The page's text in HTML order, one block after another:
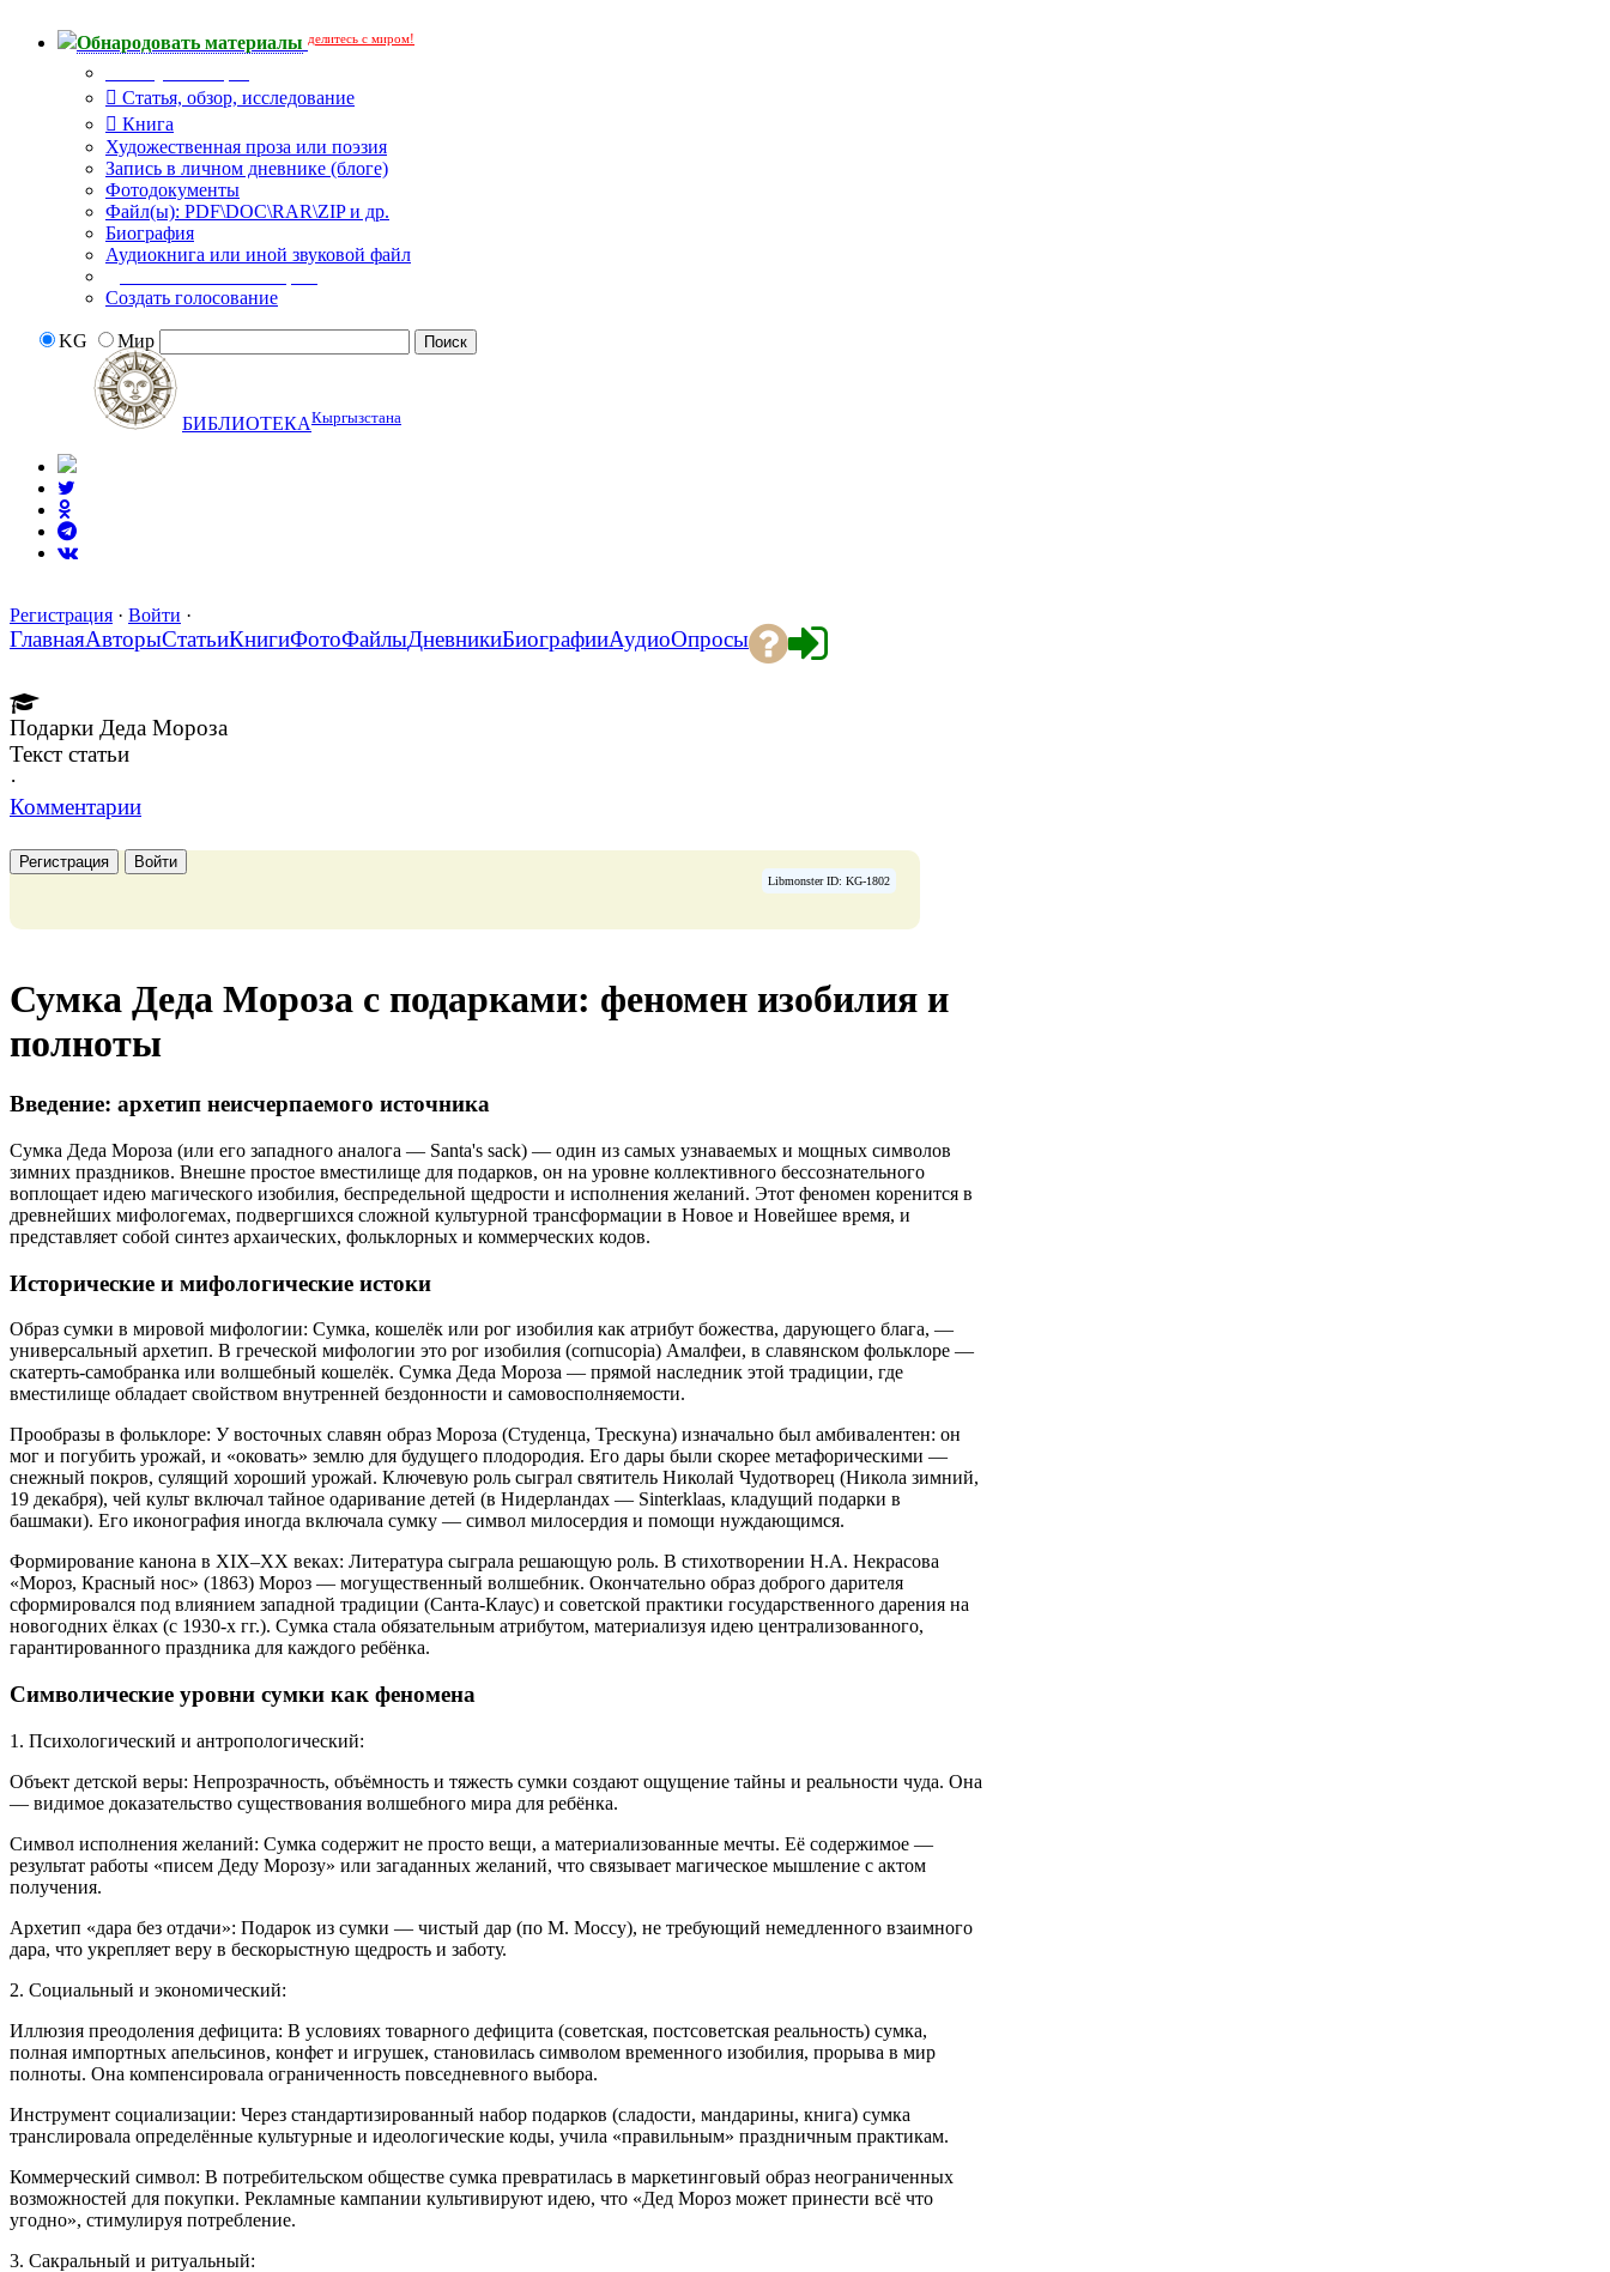
Обнародовать материалы делитесь с миром!
Статья, обзор, исследование
Книга
Художественная проза или поэзия
Запись в личном дневнике (блоге)
Фотодокументы
Файл(ы): PDF\DOC\RAR\ZIP и др.
Биография
Аудиокнига или иной звуковой файл
Создать голосование
KG Мир
БИБЛИОТЕКАКыргызстана
Регистрация · Войти ·
ГлавнаяАвторыСтатьиКнигиФотоФайлыДневникиБиографииАудиоОпросы
Подарки Деда Мороза
Текст статьи
·
Комментарии
Регистрация Войти
Libmonster ID: KG-1802
Сумка Деда Мороза с подарками: феномен изобилия и
полноты
Введение: архетип неисчерпаемого источника
Сумка Деда Мороза (или его западного аналога — Santa's sack) — один из самых узнаваемых и мощных символов
зимних праздников. Внешне простое вместилище для подарков, он на уровне коллективного бессознательного
воплощает идею магического изобилия, беспредельной щедрости и исполнения желаний. Этот феномен коренится в
древнейших мифологемах, подвергшихся сложной культурной трансформации в Новое и Новейшее время, и
представляет собой синтез архаических, фольклорных и коммерческих кодов.
Исторические и мифологические истоки
Образ сумки в мировой мифологии: Сумка, кошелёк или рог изобилия как атрибут божества, дарующего блага, —
универсальный архетип. В греческой мифологии это рог изобилия (cornucopia) Амалфеи, в славянском фольклоре —
скатерть-самобранка или волшебный кошелёк. Сумка Деда Мороза — прямой наследник этой традиции, где
вместилище обладает свойством внутренней бездонности и самовосполняемости.
Прообразы в фольклоре: У восточных славян образ Мороза (Студенца, Трескуна) изначально был амбивалентен: он
мог и погубить урожай, и «оковать» землю для будущего плодородия. Его дары были скорее метафорическими —
снежный покров, сулящий хороший урожай. Ключевую роль сыграл святитель Николай Чудотворец (Никола зимний,
19 декабря), чей культ включал тайное одаривание детей (в Нидерландах — Sinterklaas, кладущий подарки в
башмаки). Его иконография иногда включала сумку — символ милосердия и помощи нуждающимся.
Формирование канона в XIX–XX веках: Литература сыграла решающую роль. В стихотворении Н.А. Некрасова
«Мороз, Красный нос» (1863) Мороз — могущественный волшебник. Окончательно образ доброго дарителя
сформировался под влиянием западной традиции (Санта-Клаус) и советской практики государственного дарения на
новогодних ёлках (с 1930-х гг.). Сумка стала обязательным атрибутом, материализуя идею централизованного,
гарантированного праздника для каждого ребёнка.
Символические уровни сумки как феномена
1. Психологический и антропологический:
Объект детской веры: Непрозрачность, объёмность и тяжесть сумки создают ощущение тайны и реальности чуда. Она
— видимое доказательство существования волшебного мира для ребёнка.
Символ исполнения желаний: Сумка содержит не просто вещи, а материализованные мечты. Её содержимое —
результат работы «писем Деду Морозу» или загаданных желаний, что связывает магическое мышление с актом
получения.
Архетип «дара без отдачи»: Подарок из сумки — чистый дар (по М. Моссу), не требующий немедленного взаимного
дара, что укрепляет веру в бескорыстную щедрость и заботу.
2. Социальный и экономический:
Иллюзия преодоления дефицита: В условиях товарного дефицита (советская, постсоветская реальность) сумка,
полная импортных апельсинов, конфет и игрушек, становилась символом временного изобилия, прорыва в мир
полноты. Она компенсировала ограниченность повседневного выбора.
Инструмент социализации: Через стандартизированный набор подарков (сладости, мандарины, книга) сумка
транслировала определённые культурные и идеологические коды, учила «правильным» праздничным практикам.
Коммерческий символ: В потребительском обществе сумка превратилась в маркетинговый образ неограниченных
возможностей для покупки. Рекламные кампании культивируют идею, что «Дед Мороз может принести всё что
угодно», стимулируя потребление.
3. Сакральный и ритуальный: